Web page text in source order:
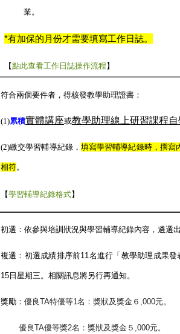
業。
*有加保的月份才需要填寫工作日誌。
【點此查看工作日誌操作流程】
符合兩個要件者，得核發教學助理證書：
(1)累積實體講座或教學助理線上研習課程自
(2)繳交學習輔導紀錄， 填寫學習輔導紀錄時，撰寫
相符。
【學習輔導紀錄格式】
初選：依參與培訓狀況與學習輔導紀錄內容，遴選
複選：初選成績排序前11名進行「教學助理成果
15日星期三。相關訊息將另行再通知。
獎勵： 優良TA特優等1名：獎狀及獎金６,000元。
優良TA優等獎2名：獎狀及獎金５,000元。